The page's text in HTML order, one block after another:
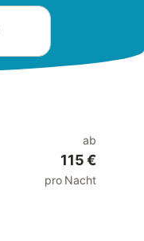
ab
115 €
pro Nacht